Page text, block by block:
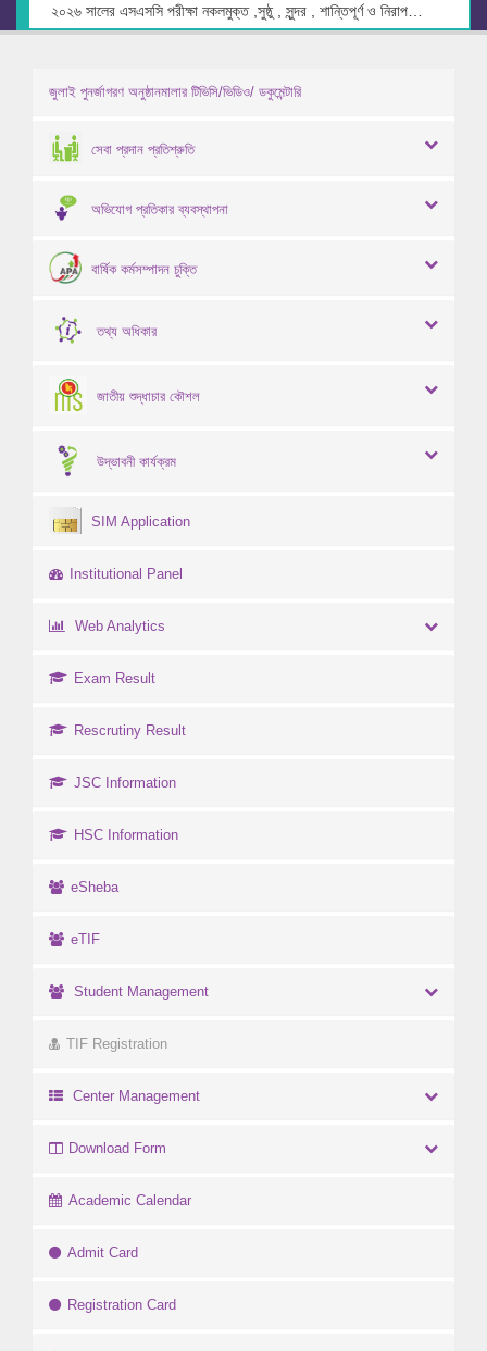
জুলাই পুনর্জাগরণ অনুষ্ঠানমালার টিভিসি/ভিডিও/ ডকুমেন্টারি
সেবা প্রদান প্রতিশ্রুতি
অভিযোগ প্রতিকার ব্যবস্থাপনা
বার্ষিক কর্মসম্পাদন চুক্তি
তথ্য অধিকার
জাতীয় শুদ্ধাচার কৌশল
উদ্ভাবনী কার্যক্রম
SIM Application
Institutional Panel
Web Analytics
Exam Result
Rescrutiny Result
JSC Information
HSC Information
eSheba
eTIF
Student Management
TIF Registration
Center Management
Download Form
Academic Calendar
Admit Card
Registration Card